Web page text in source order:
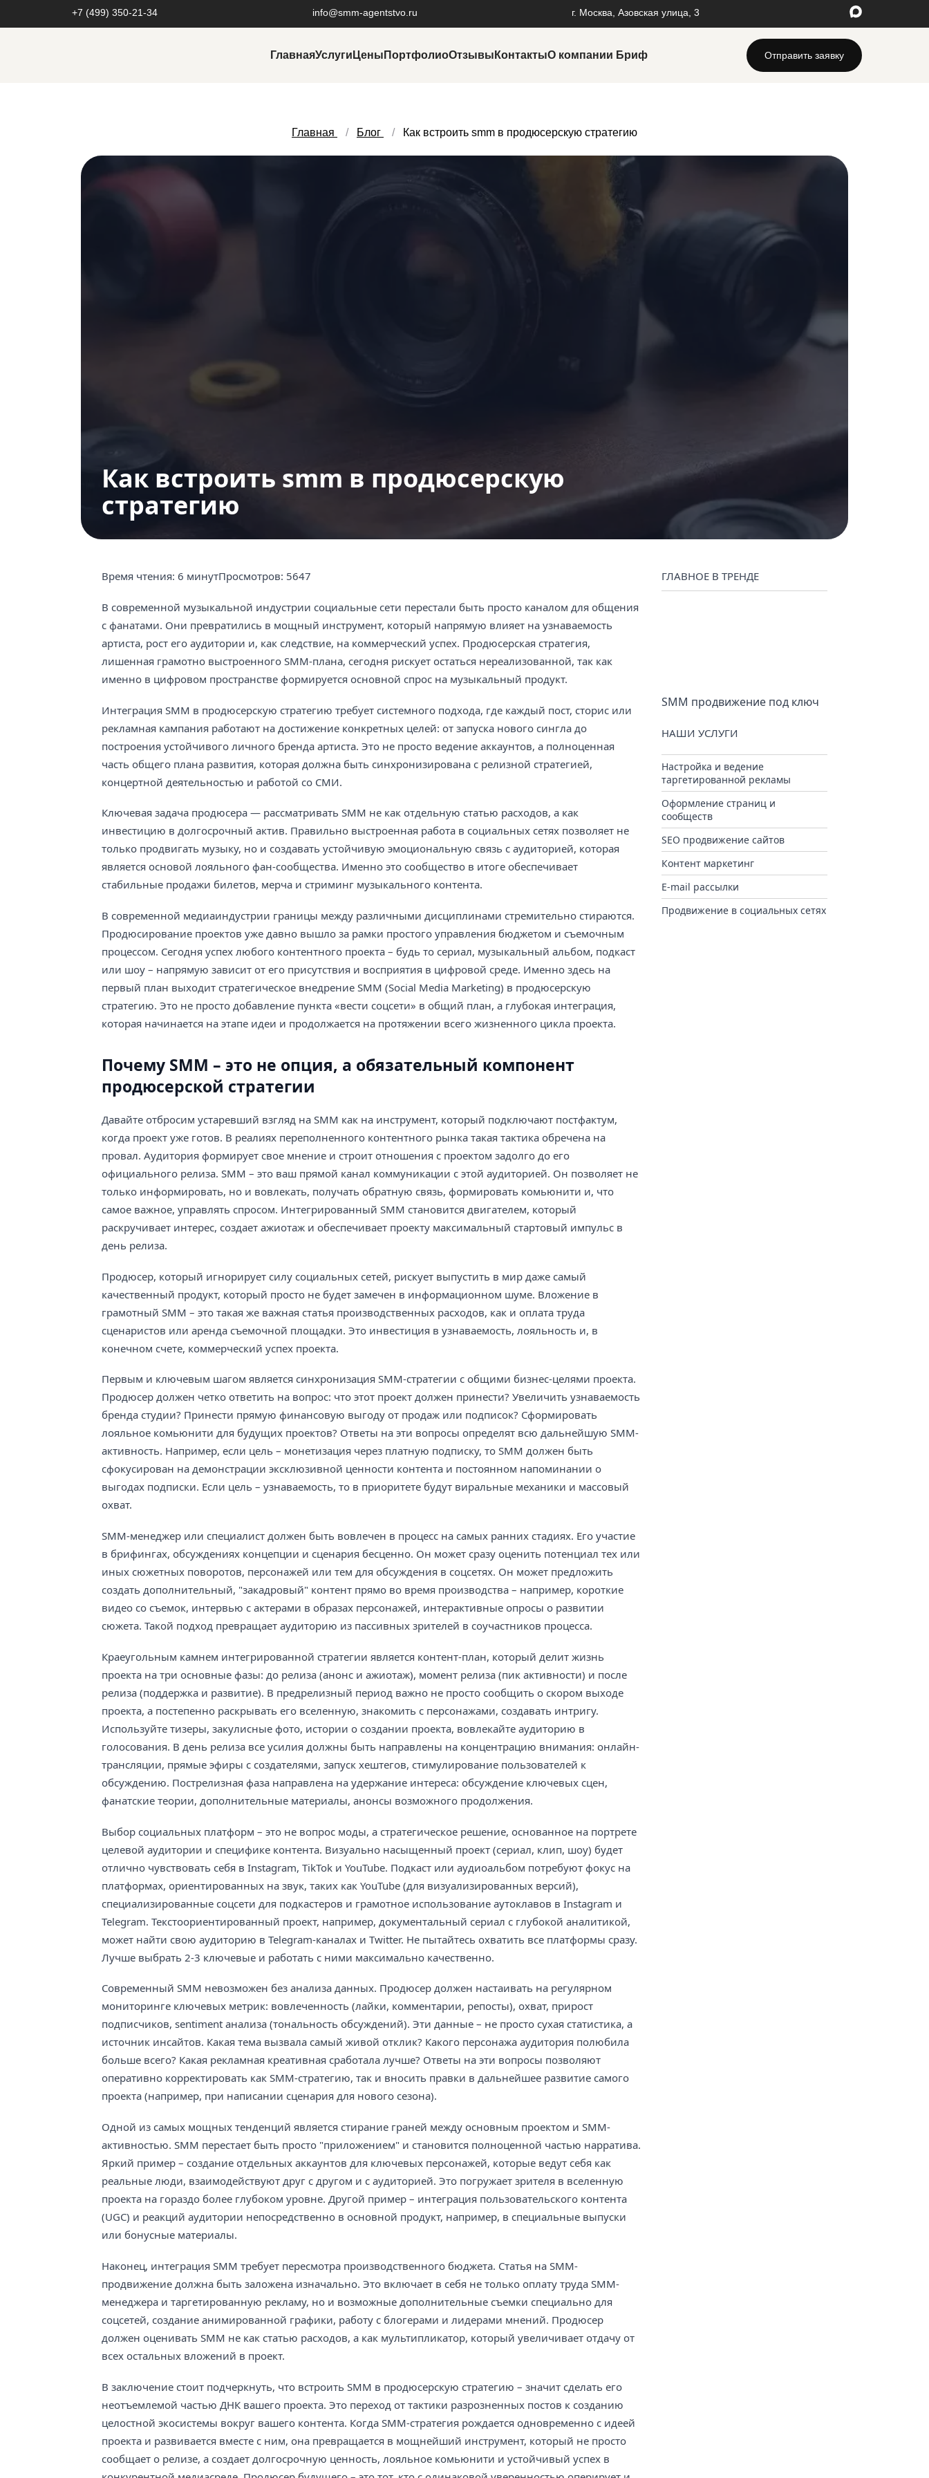
+7 (499) 350-21-34 info@smm-agentstvo.ru г. Москва, Азовская улица, 3
ГлавнаяУслуги
Автоворонки
Оформление страниц и сообществ
Контент маркетинг
Цены ПортфолиоОтзывы КонтактыО компании Бриф Отправить заявку
Главная Блог Как встроить smm в продюсерскую стратегию
Как встроить smm в продюсерскую
стратегию
Время чтения: 6 минутПросмотров: 5647
В современной музыкальной индустрии социальные сети перестали быть просто каналом для общения
с фанатами. Они превратились в мощный инструмент, который напрямую влияет на узнаваемость
артиста, рост его аудитории и, как следствие, на коммерческий успех. Продюсерская стратегия,
лишенная грамотно выстроенного SMM-плана, сегодня рискует остаться нереализованной, так как
именно в цифровом пространстве формируется основной спрос на музыкальный продукт.
Интеграция SMM в продюсерскую стратегию требует системного подхода, где каждый пост, сторис или
рекламная кампания работают на достижение конкретных целей: от запуска нового сингла до
построения устойчивого личного бренда артиста. Это не просто ведение аккаунтов, а полноценная
часть общего плана развития, которая должна быть синхронизирована с релизной стратегией,
концертной деятельностью и работой со СМИ.
Ключевая задача продюсера — рассматривать SMM не как отдельную статью расходов, а как
инвестицию в долгосрочный актив. Правильно выстроенная работа в социальных сетях позволяет не
только продвигать музыку, но и создавать устойчивую эмоциональную связь с аудиторией, которая
является основой лояльного фан-сообщества. Именно это сообщество в итоге обеспечивает
стабильные продажи билетов, мерча и стриминг музыкального контента.
В современной медиаиндустрии границы между различными дисциплинами стремительно стираются.
Продюсирование проектов уже давно вышло за рамки простого управления бюджетом и съемочным
процессом. Сегодня успех любого контентного проекта – будь то сериал, музыкальный альбом, подкаст
или шоу – напрямую зависит от его присутствия и восприятия в цифровой среде. Именно здесь на
первый план выходит стратегическое внедрение SMM (Social Media Marketing) в продюсерскую
стратегию. Это не просто добавление пункта «вести соцсети» в общий план, а глубокая интеграция,
которая начинается на этапе идеи и продолжается на протяжении всего жизненного цикла проекта.
Почему SMM – это не опция, а обязательный компонент
продюсерской стратегии
Давайте отбросим устаревший взгляд на SMM как на инструмент, который подключают постфактум,
когда проект уже готов. В реалиях переполненного контентного рынка такая тактика обречена на
провал. Аудитория формирует свое мнение и строит отношения с проектом задолго до его
официального релиза. SMM – это ваш прямой канал коммуникации с этой аудиторией. Он позволяет не
только информировать, но и вовлекать, получать обратную связь, формировать комьюнити и, что
самое важное, управлять спросом. Интегрированный SMM становится двигателем, который
раскручивает интерес, создает ажиотаж и обеспечивает проекту максимальный стартовый импульс в
день релиза.
Продюсер, который игнорирует силу социальных сетей, рискует выпустить в мир даже самый
качественный продукт, который просто не будет замечен в информационном шуме. Вложение в
грамотный SMM – это такая же важная статья производственных расходов, как и оплата труда
сценаристов или аренда съемочной площадки. Это инвестиция в узнаваемость, лояльность и, в
конечном счете, коммерческий успех проекта.
Первым и ключевым шагом является синхронизация SMM-стратегии с общими бизнес-целями проекта.
Продюсер должен четко ответить на вопрос: что этот проект должен принести? Увеличить узнаваемость
бренда студии? Принести прямую финансовую выгоду от продаж или подписок? Сформировать
лояльное комьюнити для будущих проектов? Ответы на эти вопросы определят всю дальнейшую SMM-
активность. Например, если цель – монетизация через платную подписку, то SMM должен быть
сфокусирован на демонстрации эксклюзивной ценности контента и постоянном напоминании о
выгодах подписки. Если цель – узнаваемость, то в приоритете будут виральные механики и массовый
охват.
SMM-менеджер или специалист должен быть вовлечен в процесс на самых ранних стадиях. Его участие
в брифингах, обсуждениях концепции и сценария бесценно. Он может сразу оценить потенциал тех или
иных сюжетных поворотов, персонажей или тем для обсуждения в соцсетях. Он может предложить
создать дополнительный, "закадровый" контент прямо во время производства – например, короткие
видео со съемок, интервью с актерами в образах персонажей, интерактивные опросы о развитии
сюжета. Такой подход превращает аудиторию из пассивных зрителей в соучастников процесса.
Краеугольным камнем интегрированной стратегии является контент-план, который делит жизнь
проекта на три основные фазы: до релиза (анонс и ажиотаж), момент релиза (пик активности) и после
релиза (поддержка и развитие). В предрелизный период важно не просто сообщить о скором выходе
проекта, а постепенно раскрывать его вселенную, знакомить с персонажами, создавать интригу.
Используйте тизеры, закулисные фото, истории о создании проекта, вовлекайте аудиторию в
голосования. В день релиза все усилия должны быть направлены на концентрацию внимания: онлайн-
трансляции, прямые эфиры с создателями, запуск хештегов, стимулирование пользователей к
обсуждению. Пострелизная фаза направлена на удержание интереса: обсуждение ключевых сцен,
фанатские теории, дополнительные материалы, анонсы возможного продолжения.
Выбор социальных платформ – это не вопрос моды, а стратегическое решение, основанное на портрете
целевой аудитории и специфике контента. Визуально насыщенный проект (сериал, клип, шоу) будет
отлично чувствовать себя в Instagram, TikTok и YouTube. Подкаст или аудиоальбом потребуют фокус на
платформах, ориентированных на звук, таких как YouTube (для визуализированных версий),
специализированные соцсети для подкастеров и грамотное использование аутоклавов в Instagram и
Telegram. Текстоориентированный проект, например, документальный сериал с глубокой аналитикой,
может найти свою аудиторию в Telegram-каналах и Twitter. Не пытайтесь охватить все платформы сразу.
Лучше выбрать 2-3 ключевые и работать с ними максимально качественно.
Современный SMM невозможен без анализа данных. Продюсер должен настаивать на регулярном
мониторинге ключевых метрик: вовлеченность (лайки, комментарии, репосты), охват, прирост
подписчиков, sentiment анализа (тональность обсуждений). Эти данные – не просто сухая статистика, а
источник инсайтов. Какая тема вызвала самый живой отклик? Какого персонажа аудитория полюбила
больше всего? Какая рекламная креативная сработала лучше? Ответы на эти вопросы позволяют
оперативно корректировать как SMM-стратегию, так и вносить правки в дальнейшее развитие самого
проекта (например, при написании сценария для нового сезона).
Одной из самых мощных тенденций является стирание граней между основным проектом и SMM-
активностью. SMM перестает быть просто "приложением" и становится полноценной частью нарратива.
Яркий пример – создание отдельных аккаунтов для ключевых персонажей, которые ведут себя как
реальные люди, взаимодействуют друг с другом и с аудиторией. Это погружает зрителя в вселенную
проекта на гораздо более глубоком уровне. Другой пример – интеграция пользовательского контента
(UGC) и реакций аудитории непосредственно в основной продукт, например, в специальные выпуски
или бонусные материалы.
Наконец, интеграция SMM требует пересмотра производственного бюджета. Статья на SMM-
продвижение должна быть заложена изначально. Это включает в себя не только оплату труда SMM-
менеджера и таргетированную рекламу, но и возможные дополнительные съемки специально для
соцсетей, создание анимированной графики, работу с блогерами и лидерами мнений. Продюсер
должен оценивать SMM не как статью расходов, а как мультипликатор, который увеличивает отдачу от
всех остальных вложений в проект.
В заключение стоит подчеркнуть, что встроить SMM в продюсерскую стратегию – значит сделать его
неотъемлемой частью ДНК вашего проекта. Это переход от тактики разрозненных постов к созданию
целостной экосистемы вокруг вашего контента. Когда SMM-стратегия рождается одновременно с идеей
проекта и развивается вместе с ним, она превращается в мощнейший инструмент, который не просто
сообщает о релизе, а создает долгосрочную ценность, лояльное комьюнити и устойчивый успех в
ГЛАВНОЕ В ТРЕНДЕ
SMM продвижение под ключ
НАШИ УСЛУГИ
Настройка и ведение
таргетированной рекламы
Оформление страниц и
сообществ
SEO продвижение сайтов
Контент маркетинг
E-mail рассылки
Продвижение в социальных сетях